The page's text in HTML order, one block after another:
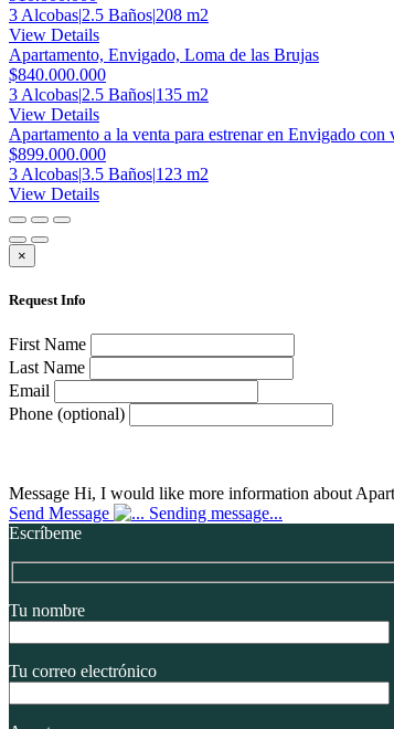
3 Alcobas|2.5 Baños|208 m2
View Details
Apartamento, Envigado, Loma de las Brujas
$840.000.000
3 Alcobas|2.5 Baños|135 m2
View Details
Apartamento a la venta para estrenar en Envigado con
$899.000.000
3 Alcobas|3.5 Baños|123 m2
View Details
×
Request Info
First Name
Last Name
Email
Phone (optional)
Message Hi, I would like more information about
Send Message
Sending message...
Escríbeme
Tu nombre
Tu correo electrónico